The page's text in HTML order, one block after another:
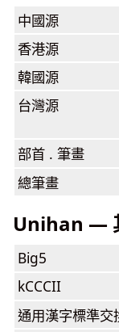
中國源
香港源
韓國源
台灣源
部首 . 筆畫
總筆畫
Unihan —
Big5
kCCCII
通用漢字標準交